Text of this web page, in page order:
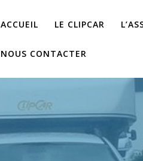
ACCUEIL LE CLIPCAR
NOUS CONTACTER